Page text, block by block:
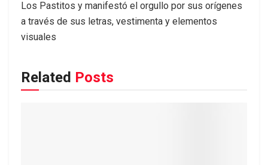
Los Pastitos y manifestó el orgullo por sus orígenes
a través de sus letras, vestimenta y elementos
visuales
Related Posts